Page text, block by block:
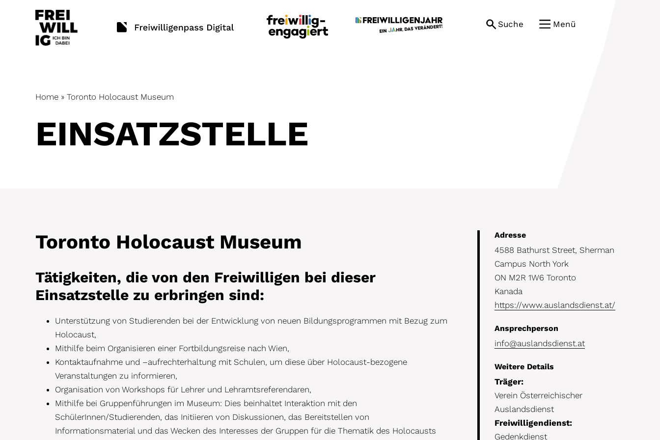
Suche Menü
Home » Toronto Holocaust Museum
EINSATZ­STELLE
Details
Adresse
4588 Bathurst Street, Sherman
Campus North York
ON M2R 1W6 Toronto
Kanada
https://www.auslandsdienst.at/
Ansprechperson
info@auslandsdienst.at
Weitere Details
Träger:
Verein Österreichischer
Auslandsdienst
Freiwilligendienst:
Gedenkdienst
Toronto Holocaust Museum
Tätigkeiten, die von den Freiwilligen bei dieser
Einsatzstelle zu erbringen sind:
Unterstützung von Studierenden bei der Entwicklung von neuen Bildungsprogrammen mit Bezug zum
Holocaust,
Mithilfe beim Organisieren einer Fortbildungsreise nach Wien,
Kontaktaufnahme und –aufrechterhaltung mit Schulen, um diese über Holocaust-bezogene
Veranstaltungen zu informieren,
Organisation von Workshops für Lehrer und Lehramtsreferendaren,
Mithilfe bei Gruppenführungen im Museum: Dies beinhaltet Interaktion mit den
SchülerInnen/Studierenden, das Initiieren von Diskussionen, das Bereitstellen von
Informationsmaterial und das Wecken des Interesses der Gruppen für die Thematik des Holocausts